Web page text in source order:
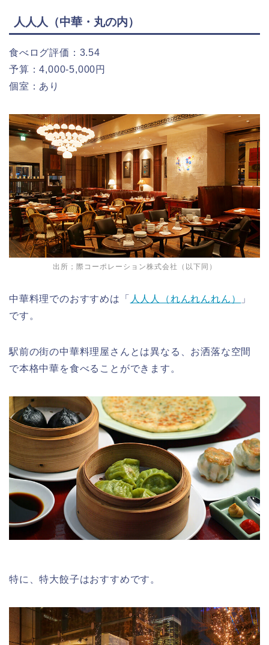
人人人（中華・丸の内）
食べログ評価：3.54
予算：4,000-5,000円
個室：あり
出所；際コーポレーション株式会社（以下同）
中華料理でのおすすめは「 人人人（れんれんれん）
」
です。
駅前の街の中華料理屋さんとは異なる、お洒落な空間
で本格中華を食べることができます。
特に、特大餃子はおすすめです。